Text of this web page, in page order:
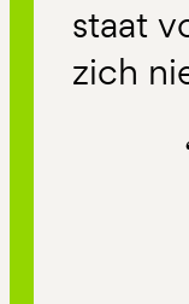
staat
zich